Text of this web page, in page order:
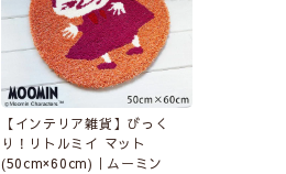
【インテリア雑貨】びっく
り！リトルミイ マット
(50cm×60cm)｜ムーミン